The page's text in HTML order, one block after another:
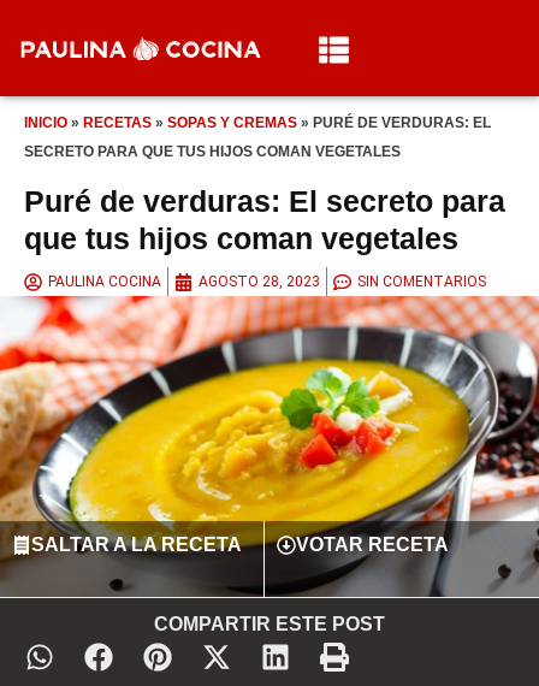
INICIO » RECETAS » SOPAS Y CREMAS » PURÉ DE VERDURAS: EL
SECRETO PARA QUE TUS HIJOS COMAN VEGETALES
Puré de verduras: El secreto para
que tus hijos coman vegetales
PAULINA COCINA AGOSTO 28, 2023 SIN COMENTARIOS
SALTAR A LA RECETA VOTAR RECETA
COMPARTIR ESTE POST